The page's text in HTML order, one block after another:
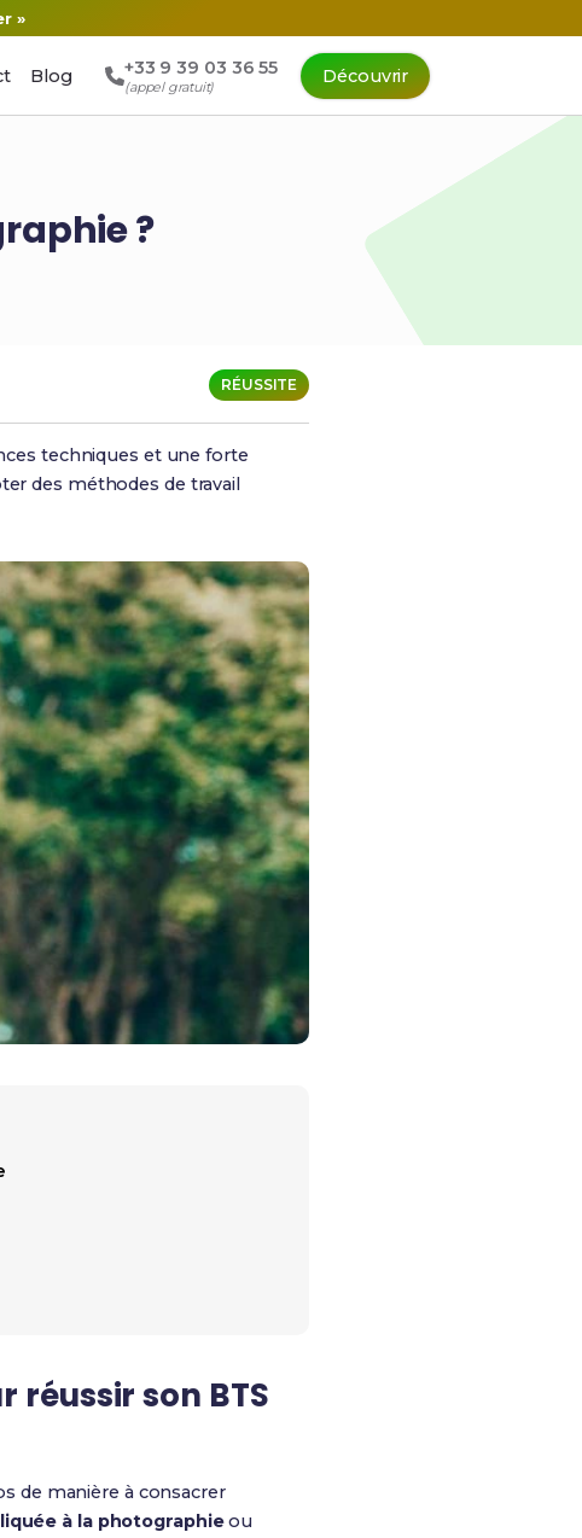
»
Blog +33 9 39 03 36 55
(appel gratuit)
Découvrir
?
RÉUSSITE
techniques et une forte
des méthodes de travail
son BTS
de manière à consacrer
à la photographieou